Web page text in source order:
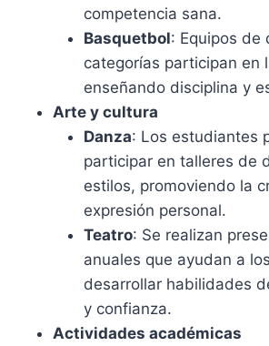
competencia sana.
Basquetbol: Equipos de
categorías participan en
enseñando disciplina y
Arte y cultura
Danza: Los estudiantes
participar en talleres de
estilos, promoviendo la
expresión personal.
Teatro: Se realizan
anuales que ayudan a
desarrollar habilidades
y confianza.
Actividades académicas